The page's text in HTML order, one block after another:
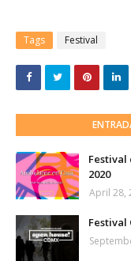
Tags Festival
Festival
2020
April 28,
Festival